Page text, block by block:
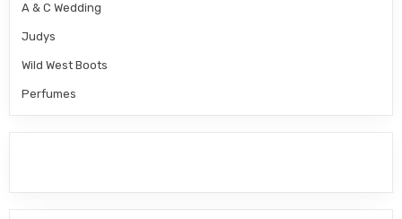
A & C Wedding
Judys
Wild West Boots
Perfumes